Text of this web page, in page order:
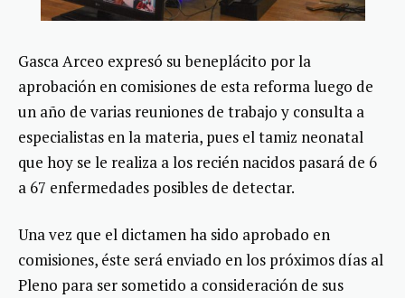
Gasca Arceo expresó su beneplácito por la
aprobación en comisiones de esta reforma luego de
un año de varias reuniones de trabajo y consulta a
especialistas en la materia, pues el tamiz neonatal
que hoy se le realiza a los recién nacidos pasará de 6
a 67 enfermedades posibles de detectar.
Una vez que el dictamen ha sido aprobado en
comisiones, éste será enviado en los próximos días al
Pleno para ser sometido a consideración de sus